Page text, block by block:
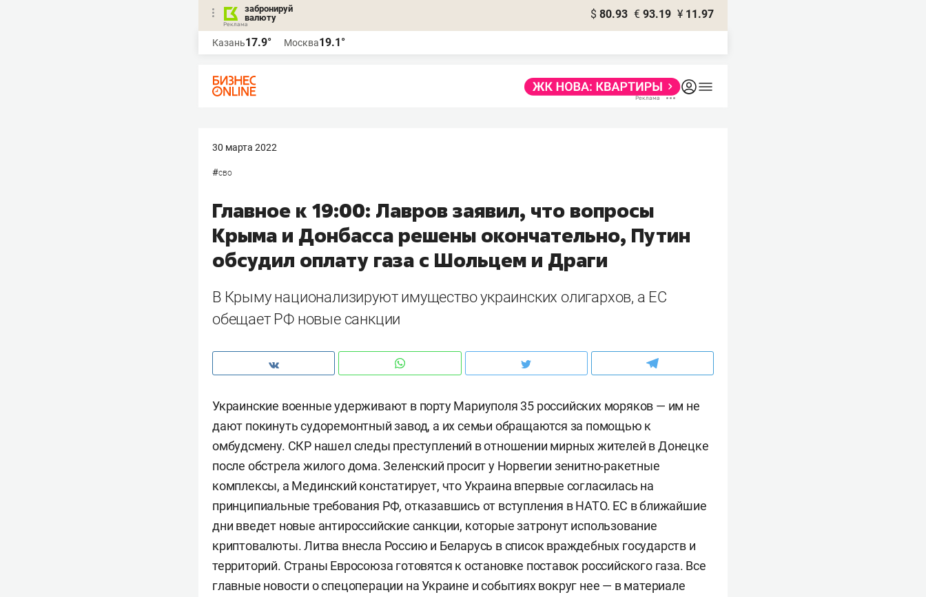
забронируй
валюту
$ 80.93 € 93.19 ¥ 11.97
Казань17.9° Москва19.1°
30 марта 2022
#сво
Главное к 19:00: Лавров заявил, что вопросы
Крыма и Донбасса решены окончательно, Путин
обсудил оплату газа с Шольцем и Драги
В Крыму национализируют имущество украинских олигархов, а ЕС
обещает РФ новые санкции
Украинские военные удерживают в порту Мариуполя 35 российских моряков — им не
дают покинуть судоремонтный завод, а их семьи обращаются за помощью к
омбудсмену. СКР нашел следы преступлений в отношении мирных жителей в Донецке
после обстрела жилого дома. Зеленский просит у Норвегии зенитно-ракетные
комплексы, а Мединский констатирует, что Украина впервые согласилась на
принципиальные требования РФ, отказавшись от вступления в НАТО. ЕС в ближайшие
дни введет новые антироссийские санкции, которые затронут использование
криптовалюты. Литва внесла Россию и Беларусь в список враждебных государств и
территорий. Страны Евросоюза готовятся к остановке поставок российского газа. Все
главные новости о спецоперации на Украине и событиях вокруг нее — в материале